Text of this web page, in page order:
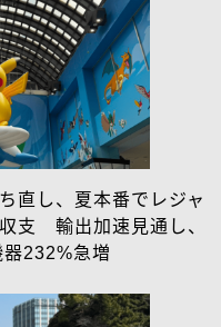
直し、夏本番でレジャ
支 輸出加速見通し、
232%急増